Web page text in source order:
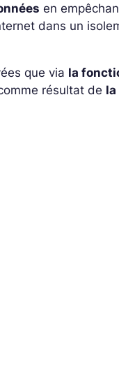
en
dans un
que via la
résultat de la